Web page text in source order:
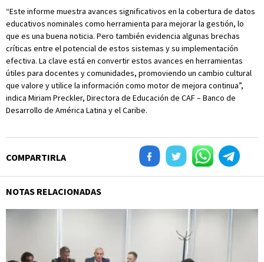
“Este informe muestra avances significativos en la cobertura de datos
educativos nominales como herramienta para mejorar la gestión, lo
que es una buena noticia. Pero también evidencia algunas brechas
críticas entre el potencial de estos sistemas y su implementación
efectiva. La clave está en convertir estos avances en herramientas
útiles para docentes y comunidades, promoviendo un cambio cultural
que valore y utilice la información como motor de mejora continua”,
indica Miriam Preckler, Directora de Educación de CAF – Banco de
Desarrollo de América Latina y el Caribe.
COMPARTIRLA
NOTAS RELACIONADAS